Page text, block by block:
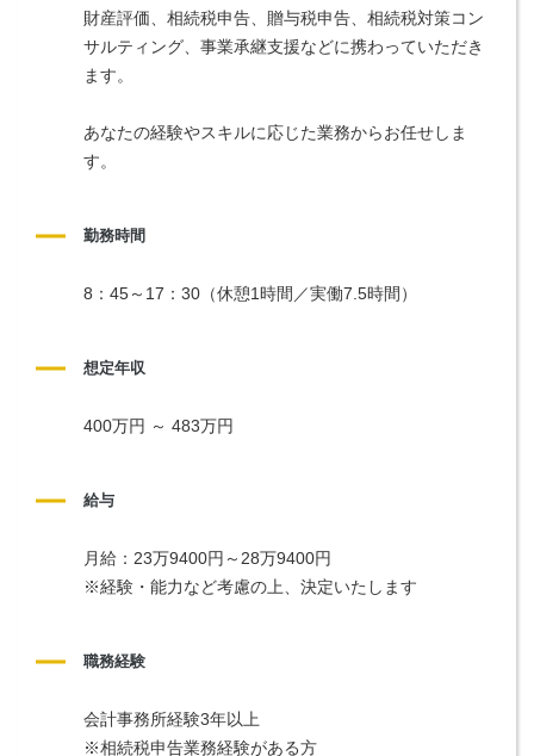
財産評価、相続税申告、贈与税申告、相続税対策コン
サルティング、事業承継支援などに携わっていただき
ます。
あなたの経験やスキルに応じた業務からお任せしま
す。
勤務時間
8：45～17：30（休憩1時間／実働7.5時間）
想定年収
400万円 ～ 483万円
給与
月給：23万9400円～28万9400円
※経験・能力など考慮の上、決定いたします
職務経験
会計事務所経験3年以上
※相続税申告業務経験がある方